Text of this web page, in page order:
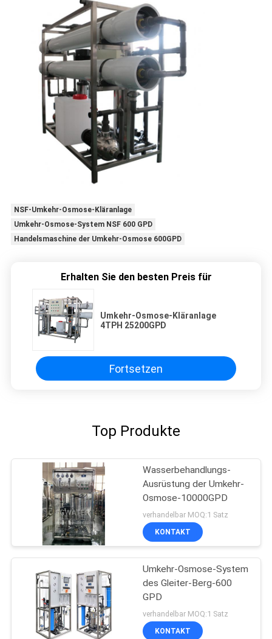
NSF-Umkehr-Osmose-Kläranlage
Umkehr-Osmose-System NSF 600 GPD
Handelsmaschine der Umkehr-Osmose 600GPD
Erhalten Sie den besten Preis für
Umkehr-Osmose-Kläranlage
4TPH 25200GPD
Fortsetzen
Top Produkte
Wasserbehandlungs-
Ausrüstung der Umkehr-
Osmose-10000GPD
verhandelbar MOQ:1 Satz
KONTAKT
Umkehr-Osmose-System
des Gleiter-Berg-600
GPD
verhandelbar MOQ:1 Satz
KONTAKT